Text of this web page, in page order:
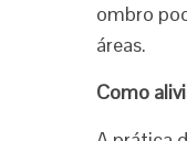
ombro
áreas.
Como